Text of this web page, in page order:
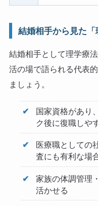
結婚相手から見た
結婚相手として理学療
活の場で語られる代表
ましょう。
国家資格があり
ク後に復職しや
医療職としての
査にも有利な場
家族の体調管理
活かせる